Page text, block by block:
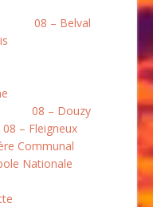
08 – Belval
08 – Douzy
08 – Fleigneux
Communal
Nationale